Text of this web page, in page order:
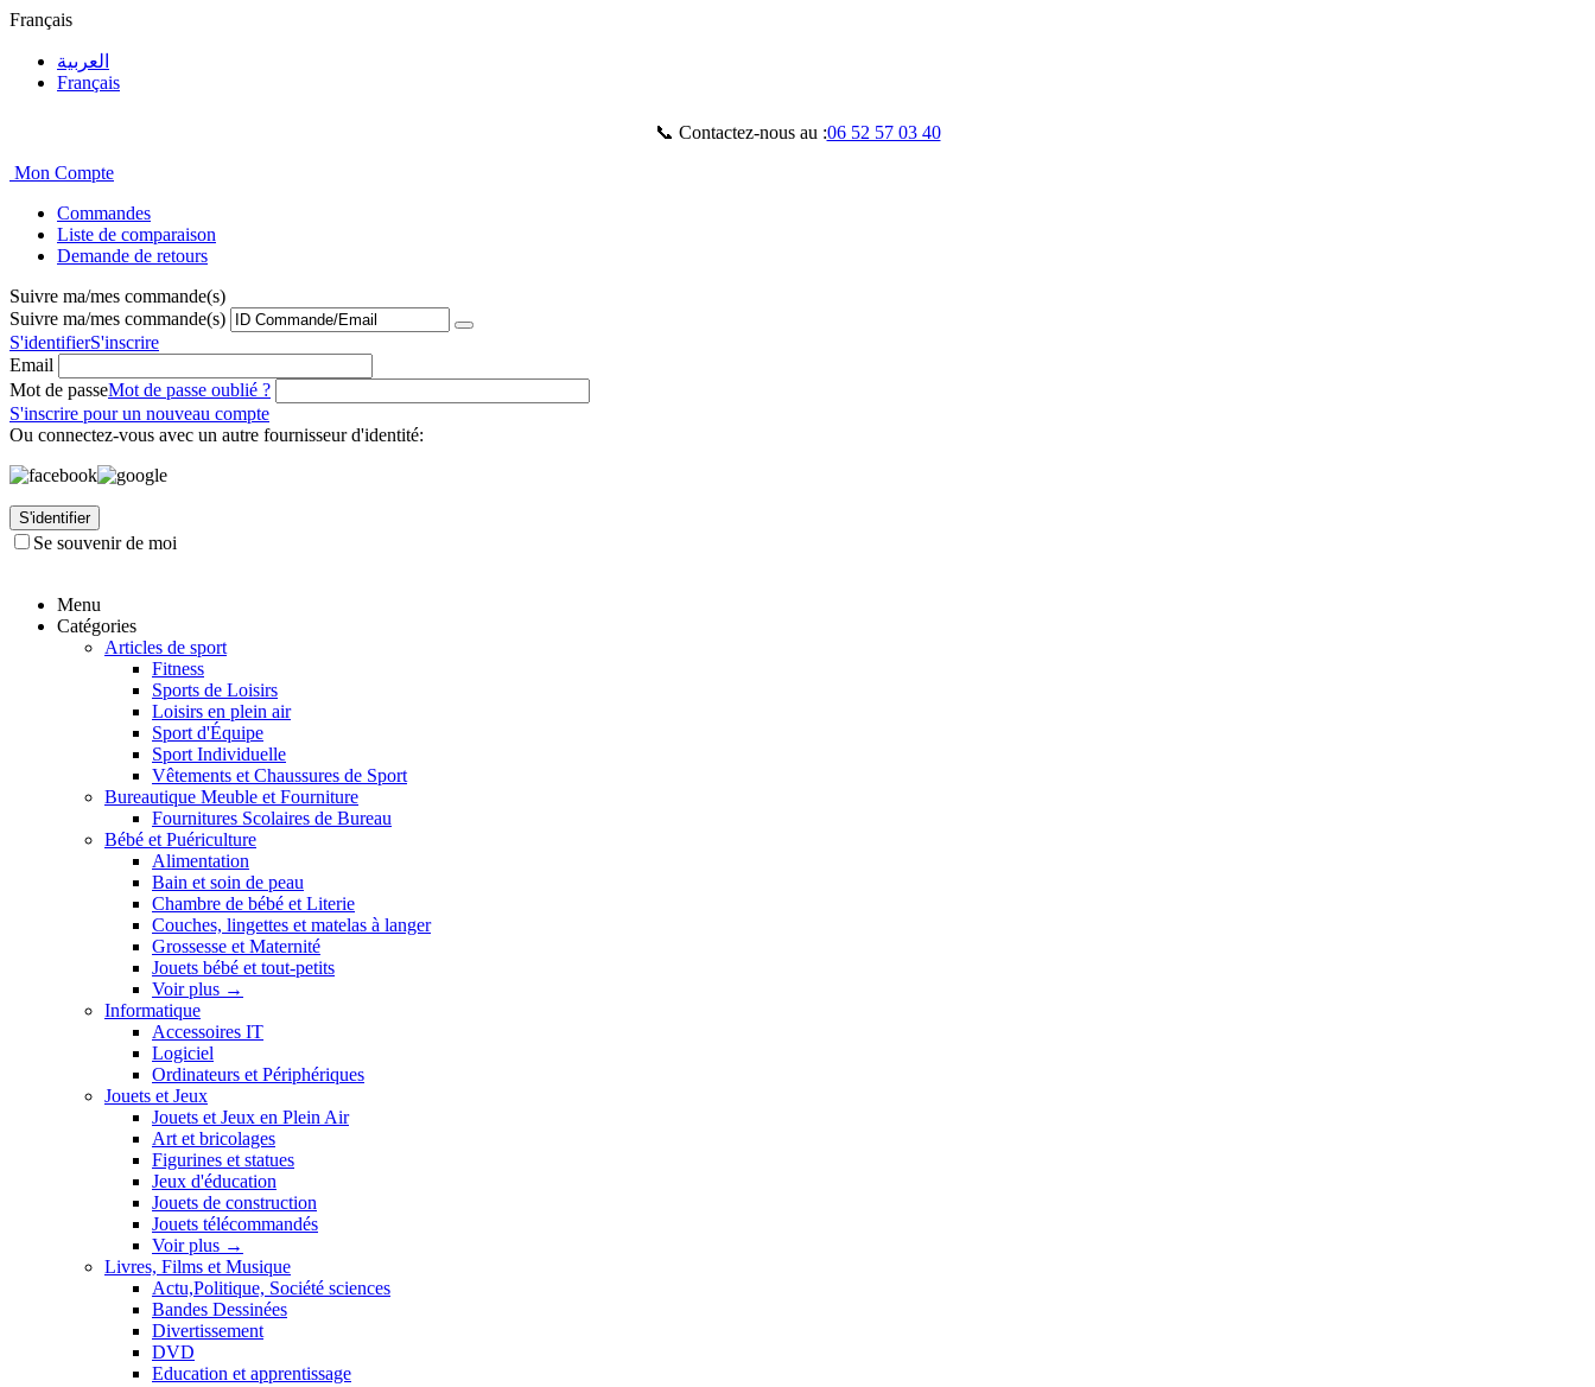
Français
العربية
Français
📞 Contactez-nous au :06 52 57 03 40
Mon Compte
Commandes
Liste de comparaison
Demande de retours
Suivre ma/mes commande(s)
Suivre ma/mes commande(s)
S'identifierS'inscrire
Email
Mot de passeMot de passe oublié ?
S'inscrire pour un nouveau compte
Ou connectez-vous avec un autre fournisseur d'identité:
S'identifier
Se souvenir de moi
Menu
Catégories
Articles de sport
Fitness
Sports de Loisirs
Loisirs en plein air
Sport d'Équipe
Sport Individuelle
Vêtements et Chaussures de Sport
Bureautique Meuble et Fourniture
Fournitures Scolaires de Bureau
Bébé et Puériculture
Alimentation
Bain et soin de peau
Chambre de bébé et Literie
Couches, lingettes et matelas à langer
Grossesse et Maternité
Jouets bébé et tout-petits
Voir plus →
Informatique
Accessoires IT
Logiciel
Ordinateurs et Périphériques
Jouets et Jeux
Jouets et Jeux en Plein Air
Art et bricolages
Figurines et statues
Jeux d'éducation
Jouets de construction
Jouets télécommandés
Voir plus →
Livres, Films et Musique
Actu,Politique, Société sciences
Bandes Dessinées
Divertissement
DVD
Education et apprentissage